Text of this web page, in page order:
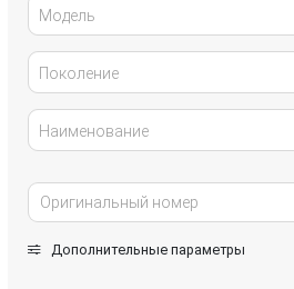
Модель
Поколение
Наименование
Дополнительные параметры